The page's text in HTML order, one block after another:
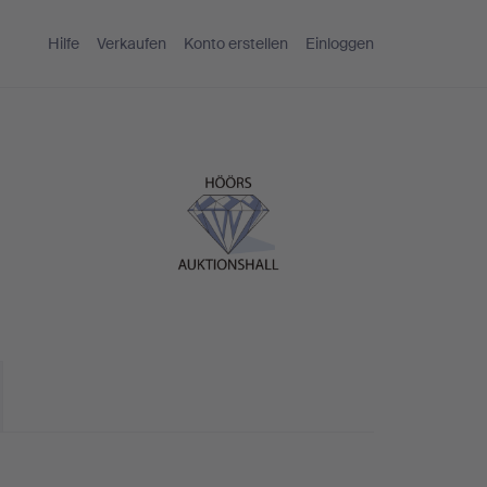
Hilfe Verkaufen Konto erstellen Einloggen